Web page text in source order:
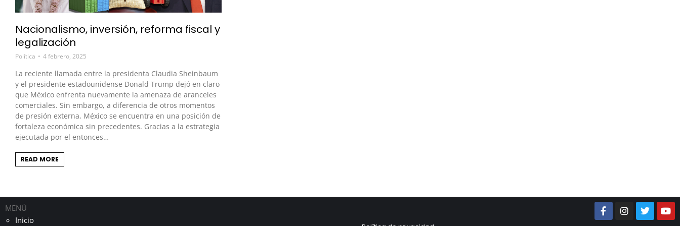
Nacionalismo, inversión, reforma fiscal y
legalización
Política 4 febrero, 2025
La reciente llamada entre la presidenta Claudia Sheinbaum
y el presidente estadounidense Donald Trump dejó en claro
que México enfrenta nuevamente la amenaza de aranceles
comerciales. Sin embargo, a diferencia de otros momentos
de presión externa, México se encuentra en una posición de
fortaleza económica sin precedentes. Gracias a la estrategia
ejecutada por el entonces…
READ MORE
MENÚ
Inicio